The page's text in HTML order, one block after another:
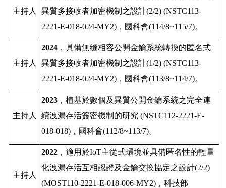
主持人
異質多接收者加密機制之設計(2/2) (NSTC113-
2221-E-018-024-MY2) ，國科會(114/8~115/7)。
主持人
2024 ， 具備無縫相容公開金鑰系統轉換的匿名式
異質多接收者加密機制之設計(1/2) (NSTC113-
2221-E-018-024-MY2) ，國科會(113/8~114/7)。
主持人
2023 ， 植基於數個及異質公開金鑰系統之完全連
續洩漏存活簽密機制的研究 (NSTC112-2221-E-
018-018) ，國科會(112/8~113/7)。
主持人
2022 ， 適用於IoT主從式環境並具備匿名性的輕量
化洩漏存活互相認證及金鑰交換協定之設計(2/2)
(MOST110-2221-E-018-006-MY2) ， 科技部